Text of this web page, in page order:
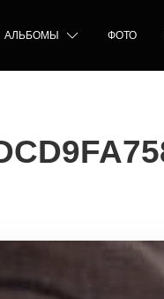
АЛЬБОМЫ ФОТО